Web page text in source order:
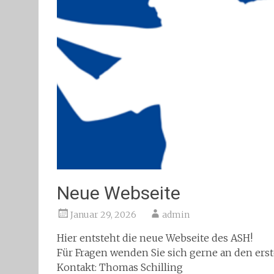
Neue Webseite
Januar 29, 2026 admin
Hier entsteht die neue Webseite des ASH!
Für Fragen wenden Sie sich gerne an den
Kontakt: Thomas Schilling